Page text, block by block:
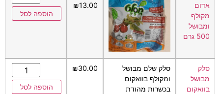
אדום
מקולף
ומבושל
500 גרם
₪13.00
הוספה לסל
סלק
מבושל
בוואקום
סלק שלם מבושל
ומקולף בוואקום
בכשרות מהודת
₪30.00
הוספה לסל